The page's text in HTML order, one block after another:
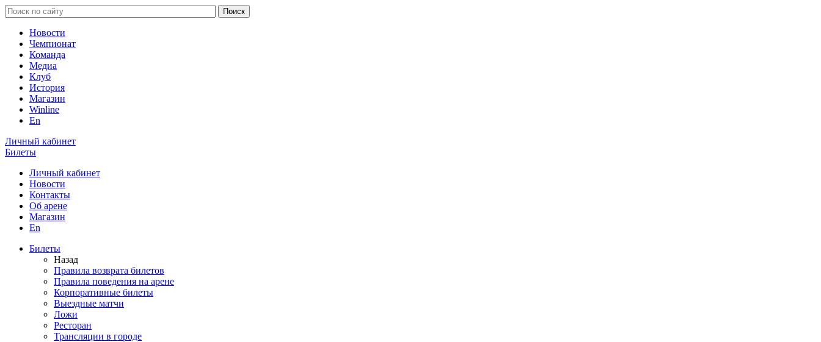
Новости
Чемпионат
Команда
Медиа
Клуб
История
Магазин
Winline
En
Личный кабинет
Билеты
Личный кабинет
Новости
Контакты
Об арене
Магазин
En
Билеты
Назад
Правила возврата билетов
Правила поведения на арене
Корпоративные билеты
Выездные матчи
Ложи
Ресторан
Трансляции в городе